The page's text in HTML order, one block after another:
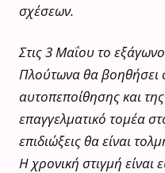
σχέσεων.
Στις 3 Μαΐου το
Πλούτωνα θα βοηθήσει
αυτοπεποίθησης και
επαγγελματικό τομέα
επιδιώξεις θα είναι
Η χρονική στιγμή είναι